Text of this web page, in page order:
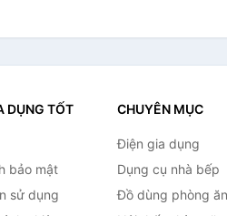
DỤNG TỐT
bảo mật
sử dụng
CHUYÊN MỤC
Điện gia dụng
Dụng cụ nhà bếp
Đồ dùng phòng ăn